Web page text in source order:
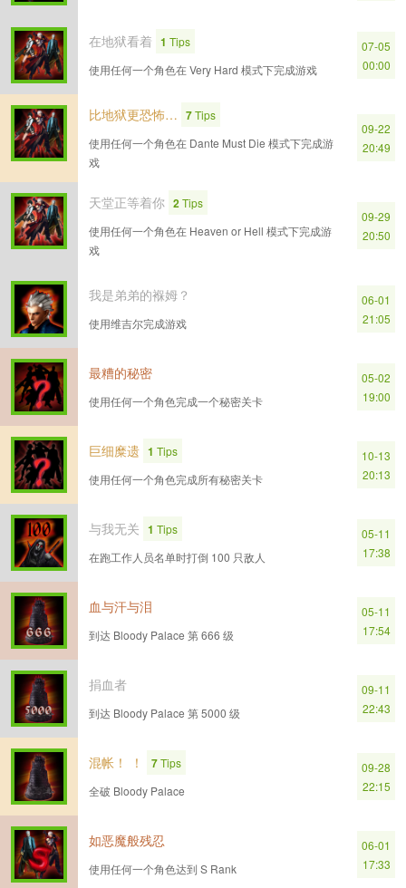
在地狱看着 1 Tips
使用任何一个角色在 Very Hard 模式下完成游戏
07-05
00:00
比地狱更恐怖… 7Tips
使用任何一个角色在 Dante Must Die 模式下完成游
戏
09-22
20:49
天堂正等着你 2Tips
使用任何一个角色在 Heaven or Hell 模式下完成游
戏
09-29
20:50
我是弟弟的褓姆？
使用维吉尔完成游戏
06-01
21:05
最糟的秘密
使用任何一个角色完成一个秘密关卡
05-02
19:00
巨细糜遗 1 Tips
使用任何一个角色完成所有秘密关卡
10-13
20:13
与我无关 1 Tips
在跑工作人员名单时打倒 100 只敌人
05-11
17:38
血与汗与泪
到达 Bloody Palace 第 666 级
05-11
17:54
捐血者
到达 Bloody Palace 第 5000 级
09-11
22:43
混帐！ ！ 7Tips
全破 Bloody Palace
09-28
22:15
如恶魔般残忍
使用任何一个角色达到 S Rank
06-01
17:33